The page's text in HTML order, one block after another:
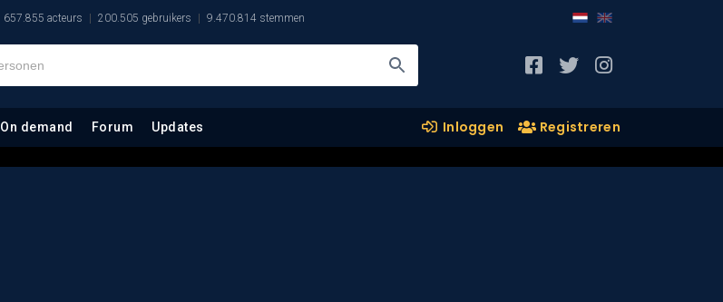
657.855 acteurs 200.505 gebruikers 9.470.814 stemmen
On demand Forum Updates Inloggen Registreren